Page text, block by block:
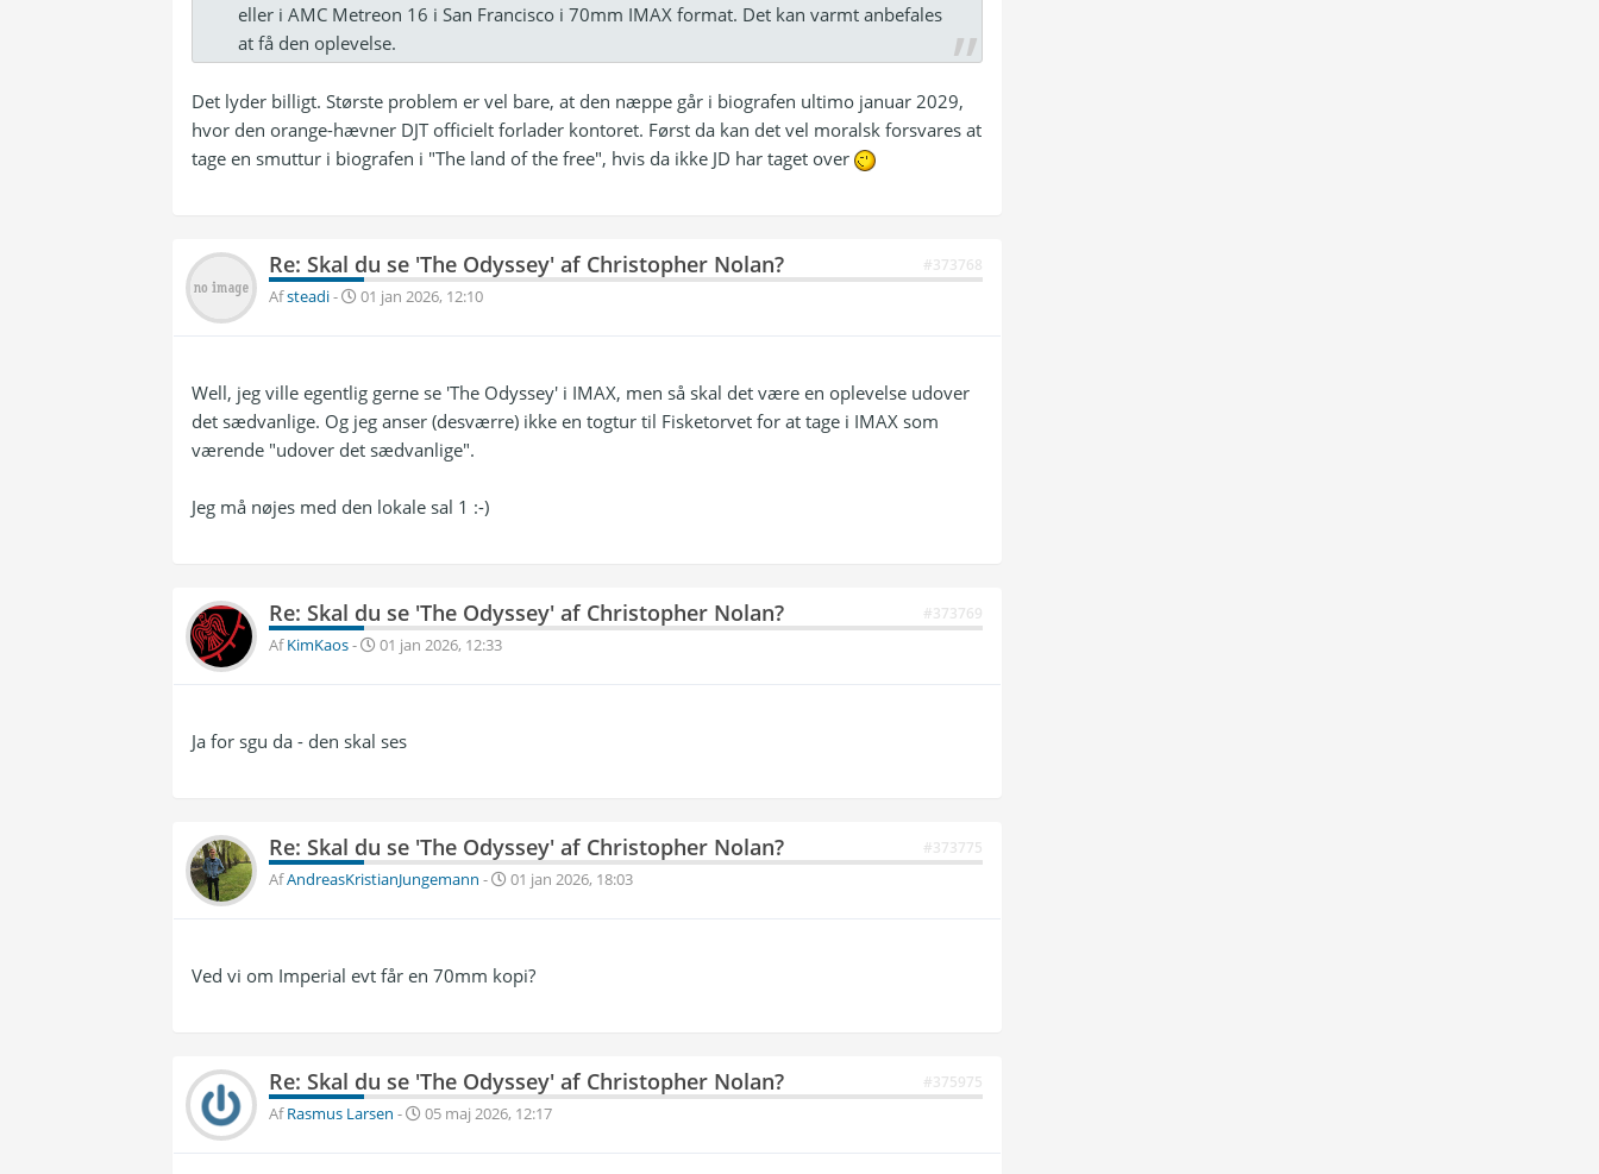
eller i AMC Metreon 16 i San Francisco i 70mm IMAX format. Det kan varmt anbefales
at få den oplevelse.
Det lyder billigt. Største problem er vel bare, at den næppe går i biografen ultimo januar 2029,
hvor den orange-hævner DJT officielt forlader kontoret. Først da kan det vel moralsk forsvares at
tage en smuttur i biografen i "The land of the free", hvis da ikke JD har taget over
Re: Skal du se 'The Odyssey' af Christopher Nolan? #373768
Afsteadi- 01 jan 2026, 12:10
Well, jeg ville egentlig gerne se 'The Odyssey' i IMAX, men så skal det være en oplevelse udover
det sædvanlige. Og jeg anser (desværre) ikke en togtur til Fisketorvet for at tage i IMAX som
værende "udover det sædvanlige".
Jeg må nøjes med den lokale sal 1 :-)
Re: Skal du se 'The Odyssey' af Christopher Nolan? #373769
AfKimKaos- 01 jan 2026, 12:33
Ja for sgu da - den skal ses
Re: Skal du se 'The Odyssey' af Christopher Nolan? #373775
AfAndreasKristianJungemann - 01 jan 2026, 18:03
Ved vi om Imperial evt får en 70mm kopi?
Re: Skal du se 'The Odyssey' af Christopher Nolan? #375975
AfRasmus Larsen - 05 maj 2026, 12:17